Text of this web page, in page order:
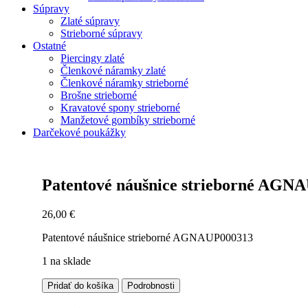
Súpravy
Zlaté súpravy
Strieborné súpravy
Ostatné
Piercingy zlaté
Členkové náramky zlaté
Členkové náramky strieborné
Brošne strieborné
Kravatové spony strieborné
Manžetové gombíky strieborné
Darčekové poukážky
Patentové náušnice strieborné
26,00€
Patentové náušnice strieborné AGNAUP000313
1 na sklade
množstvo
Patentové
Pridať do košíka Podrobnosti